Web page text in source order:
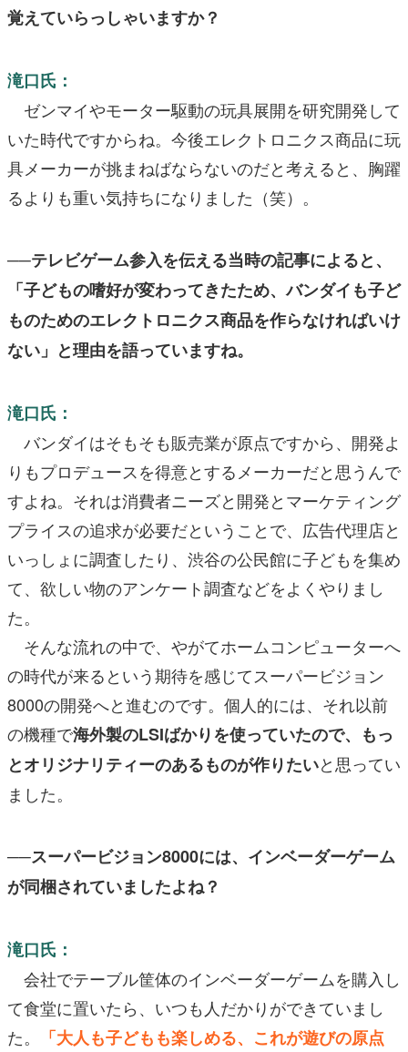
覚えていらっしゃいますか？
滝口氏：
ゼンマイやモーター駆動の玩具展開を研究開発して
いた時代ですからね。今後エレクトロニクス商品に玩
具メーカーが挑まねばならないのだと考えると、胸躍
るよりも重い気持ちになりました（笑）。
──テレビゲーム参入を伝える当時の記事によると、
「子どもの嗜好が変わってきたため、バンダイも子ど
ものためのエレクトロニクス商品を作らなければいけ
ない」と理由を語っていますね。
滝口氏：
バンダイはそもそも販売業が原点ですから、開発よ
りもプロデュースを得意とするメーカーだと思うんで
すよね。それは消費者ニーズと開発とマーケティング
プライスの追求が必要だということで、広告代理店と
いっしょに調査したり、渋谷の公民館に子どもを集め
て、欲しい物のアンケート調査などをよくやりまし
た。
そんな流れの中で、やがてホームコンピューターへ
の時代が来るという期待を感じてスーパービジョン
8000の開発へと進むのです。個人的には、それ以前
の機種で海外製のLSIばかりを使っていたので、もっ
とオリジナリティーのあるものが作りたいと思ってい
ました。
──スーパービジョン8000には、インベーダーゲーム
が同梱されていましたよね？
滝口氏：
会社でテーブル筐体のインベーダーゲームを購入し
て食堂に置いたら、いつも人だかりができていまし
た。
「大人も子どもも楽しめる、これが遊びの原点